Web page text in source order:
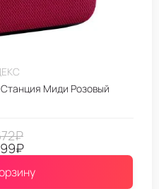
Миди Розовый
₽
₽